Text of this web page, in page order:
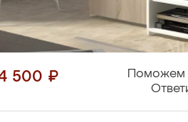
500 ₽
Поможем